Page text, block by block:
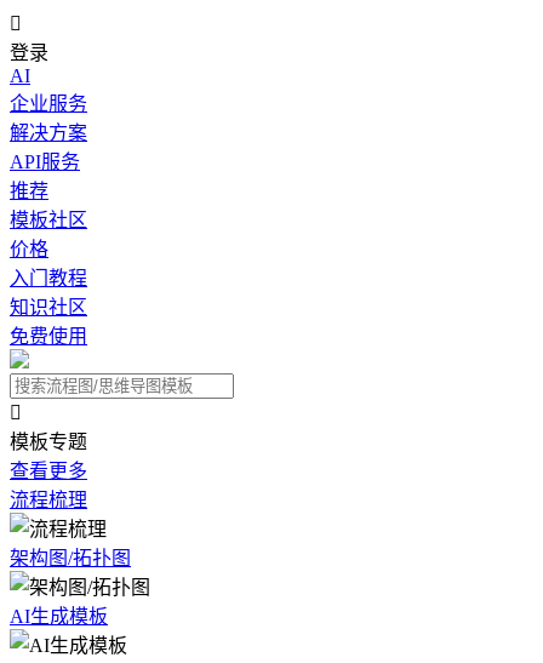

登录
AI
企业服务
解决方案
API服务
推荐
模板社区
价格
入门教程
知识社区
免费使用

模板专题
查看更多
流程梳理
架构图/拓扑图
AI生成模板